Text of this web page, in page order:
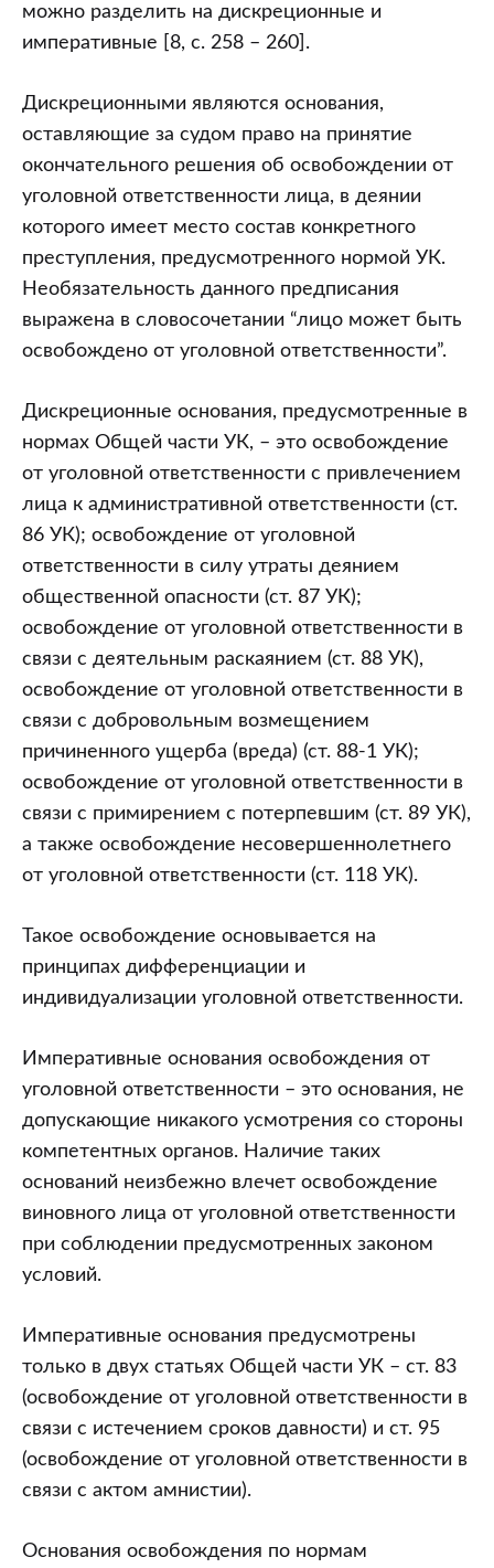
можно разделить на дискреционные и
императивные [8, с. 258 – 260].
Дискреционными являются основания,
оставляющие за судом право на принятие
окончательного решения об освобождении от
уголовной ответственности лица, в деянии
которого имеет место состав конкретного
преступления, предусмотренного нормой УК.
Необязательность данного предписания
выражена в словосочетании “лицо может быть
освобождено от уголовной ответственности”.
Дискреционные основания, предусмотренные в
нормах Общей части УК, – это освобождение
от уголовной ответственности с привлечением
лица к административной ответственности (ст.
86 УК); освобождение от уголовной
ответственности в силу утраты деянием
общественной опасности (ст. 87 УК);
освобождение от уголовной ответственности в
связи с деятельным раскаянием (ст. 88 УК),
освобождение от уголовной ответственности в
связи с добровольным возмещением
причиненного ущерба (вреда) (ст. 88-1 УК);
освобождение от уголовной ответственности в
связи с примирением с потерпевшим (ст. 89 УК),
а также освобождение несовершеннолетнего
от уголовной ответственности (ст. 118 УК).
Такое освобождение основывается на
принципах дифференциации и
индивидуализации уголовной ответственности.
Императивные основания освобождения от
уголовной ответственности – это основания, не
допускающие никакого усмотрения со стороны
компетентных органов. Наличие таких
оснований неизбежно влечет освобождение
виновного лица от уголовной ответственности
при соблюдении предусмотренных законом
условий.
Императивные основания предусмотрены
только в двух статьях Общей части УК – ст. 83
(освобождение от уголовной ответственности в
связи с истечением сроков давности) и ст. 95
(освобождение от уголовной ответственности в
связи с актом амнистии).
Основания освобождения по нормам